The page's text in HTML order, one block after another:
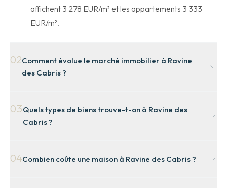
affichent 3 278 EUR/m² et les appartements 3 333
EUR/m².
02Comment évolue le marché immobilier à Ravine
des Cabris ?
Cabris, affiche une évolution de +1,0 % sur 1 an, +28,5
% sur 5 ans et +44,8 % sur 10 ans (données DVF 2014-
03Quels types de biens trouve-t-on à Ravine des
Cabris ?
représentent 39 % des transactions, les appartements
04Combien coûte une maison à Ravine des Cabris ?